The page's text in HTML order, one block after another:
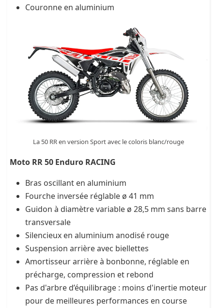
Couronne en aluminium
La 50 RR en version Sport avec le coloris blanc/rouge
Moto RR 50 Enduro RACING
Bras oscillant en aluminium
Fourche inversée réglable ø 41 mm
Guidon à diamètre variable ø 28,5 mm sans barre
transversale
Silencieux en aluminium anodisé rouge
Suspension arrière avec biellettes
Amortisseur arrière à bonbonne, réglable en
précharge, compression et rebond
Pas d'arbre d’équilibrage : moins d'inertie moteur
pour de meilleures performances en course